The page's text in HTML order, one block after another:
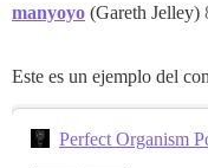
manyoyo (Gareth Jelley)
Este es un ejemplo del
Perfect Organism